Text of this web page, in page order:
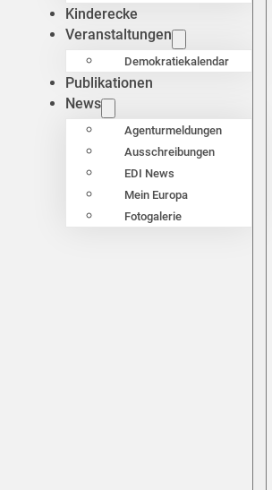
Kinderecke
Veranstaltungen
Demokratiekalendar
Publikationen
News
Agenturmeldungen
Ausschreibungen
EDI News
Mein Europa
Fotogalerie